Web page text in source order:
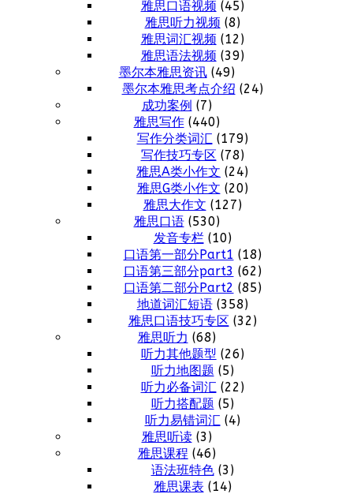
雅思口语视频 (45)
雅思听力视频 (8)
雅思词汇视频 (12)
雅思语法视频 (39)
墨尔本雅思资讯(49)
墨尔本雅思考点介绍 (24)
成功案例 (7)
雅思写作(440)
写作分类词汇 (179)
写作技巧专区 (78)
雅思A类小作文 (24)
雅思G类小作文 (20)
雅思大作文 (127)
雅思口语(530)
发音专栏(10)
口语第一部分Part1 (18)
口语第三部分part3 (62)
口语第二部分Part2 (85)
地道词汇短语(358)
雅思口语技巧专区 (32)
雅思听力 (68)
听力其他题型 (26)
听力地图题 (5)
听力必备词汇 (22)
听力搭配题 (5)
听力易错词汇 (4)
雅思听读(3)
雅思课程 (46)
语法班特色(3)
雅思课表 (14)